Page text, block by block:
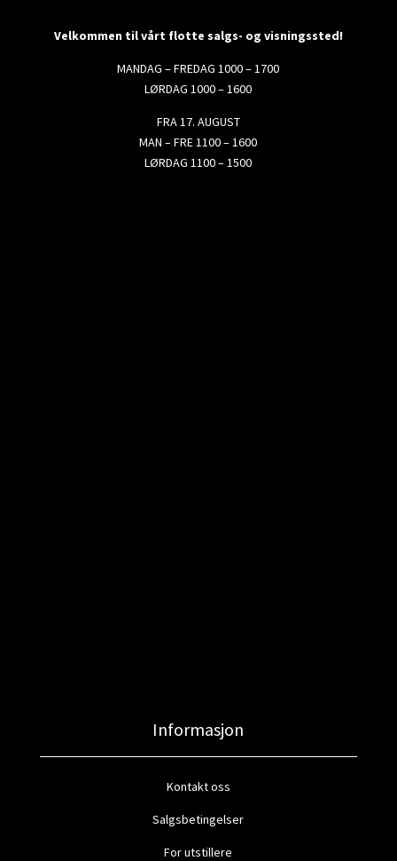
Velkommen til vårt flotte salgs- og visningssted!
MANDAG – FREDAG 1000 – 1700
LØRDAG 1000 – 1600
FRA 17. AUGUST
MAN – FRE 1100 – 1600
LØRDAG 1100 – 1500
Informasjon
Kontakt oss
Salgsbetingelser
For utstillere